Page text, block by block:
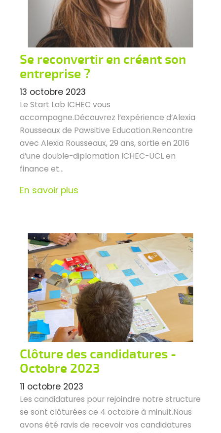
Se reconvertir en créant son
entreprise ?
13 octobre 2023
Le Start Lab ICHEC vous
accompagne.Découvrez l’expérience d’Alexia
Rousseaux de Pawsitive Education.Rencontre
avec Alexia Rousseaux, 29 ans, sortie en 2016
d’une double-diplomation ICHEC-UCL en
finance et...
En savoir plus
Clôture des candidatures -
Octobre 2023
11 octobre 2023
Les candidatures pour rejoindre notre structure
se sont clôturées ce 4 octobre à minuit.Nous
avons été ravis de recevoir vos candidatures